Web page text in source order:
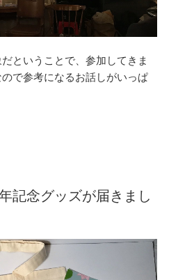
ということで、参加してきま
で参考になるお話しがいっぱ
記念グッズが届きまし